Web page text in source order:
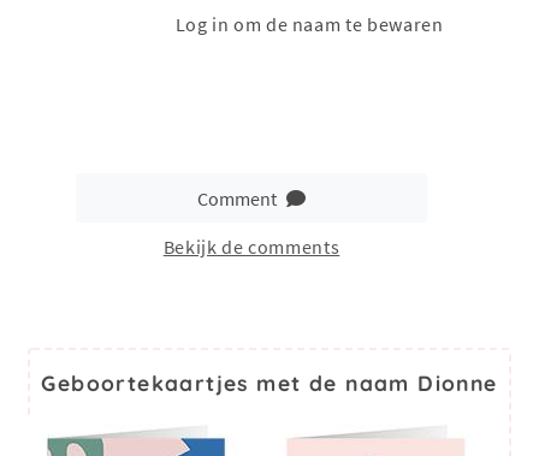
Log in om de naam te bewaren
Comment
Bekijk de comments
Geboortekaartjes met de naam Dionne